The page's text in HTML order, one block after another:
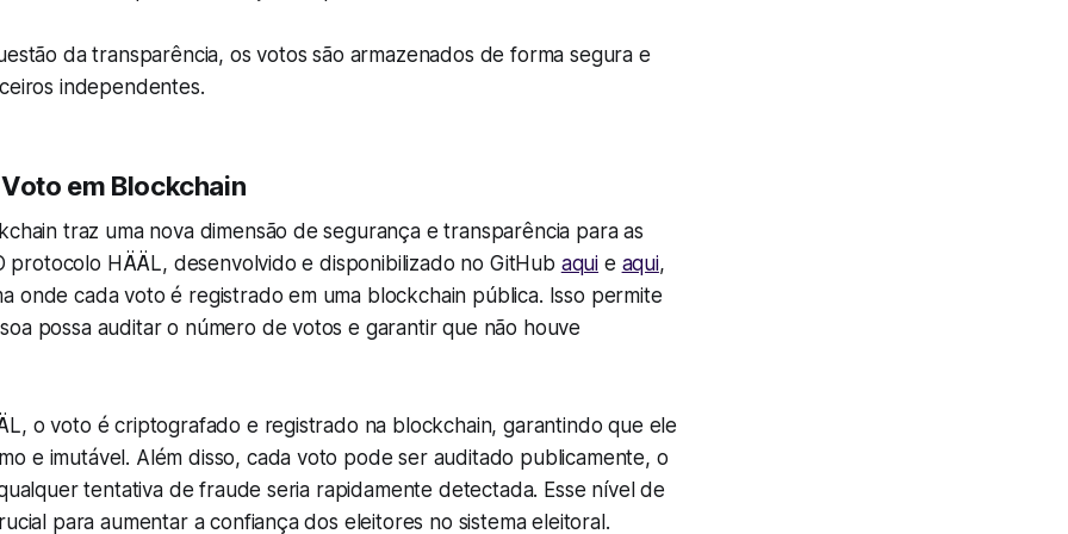
da transparência, os votos são armazenados de forma segura e
independentes.
em Blockchain
traz uma nova dimensão de segurança e transparência para as
protocolo HÄÄL, desenvolvido e disponibilizado no GitHub aqui e aqui,
onde cada voto é registrado em uma blockchain pública. Isso permite
possa auditar o número de votos e garantir que não houve
o voto é criptografado e registrado na blockchain, garantindo que ele
e imutável. Além disso, cada voto pode ser auditado publicamente, o
tentativa de fraude seria rapidamente detectada. Esse nível de
para aumentar a confiança dos eleitores no sistema eleitoral.